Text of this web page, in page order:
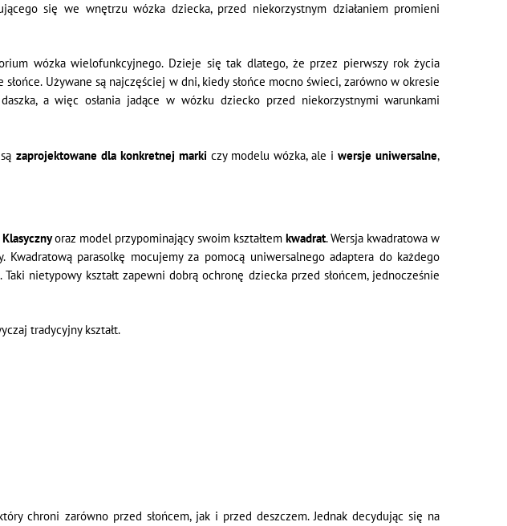
się we wnętrzu wózka dziecka, przed niekorzystnym działaniem promieni
wózka wielofunkcyjnego. Dzieje się tak dlatego, że przez pierwszy rok życia
Używane są najczęściej w dni, kiedy słońce mocno świeci, zarówno w okresie
a więc osłania jadące w wózku dziecko przed niekorzystnymi warunkami
zaprojektowane dla konkretnej marki czy modelu wózka, ale iwersje uniwersalne,
Klasycznyoraz model przypominający swoim kształtem kwadrat. Wersja kwadratowa w
parasolkę mocujemy za pomocą uniwersalnego adaptera do każdego
nietypowy kształt zapewni dobrą ochronę dziecka przed słońcem, jednocześnie
tradycyjny kształt.
chroni zarówno przed słońcem, jak i przed deszczem. Jednak decydując się na